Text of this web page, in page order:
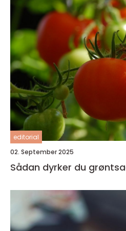
editorial
02. September 2025
Sådan dyrker du